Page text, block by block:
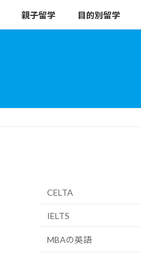
親子留学 目的別留学
CELTA
IELTS
MBAの英語